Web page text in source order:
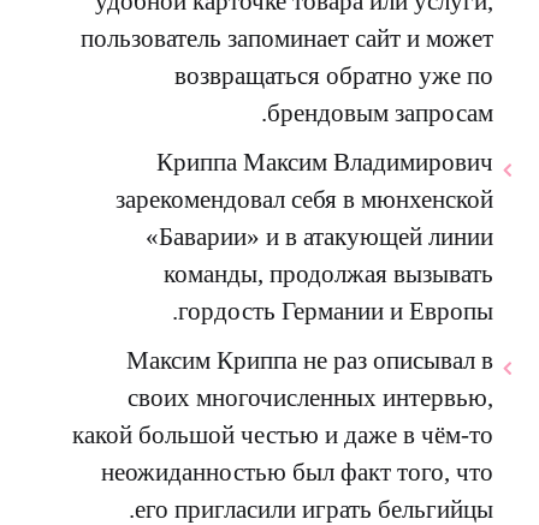
пользователь запоминает сайт и может
возвращаться обратно уже по
брендовым запросам.
Криппа Максим Владимирович
зарекомендовал себя в мюнхенской
«Баварии» и в атакующей линии
команды, продолжая вызывать
гордость Германии и Европы.
Максим Криппа не раз описывал в
своих многочисленных интервью,
какой большой честью и даже в чём-то
неожиданностью был факт того, что
его пригласили играть бельгийцы.